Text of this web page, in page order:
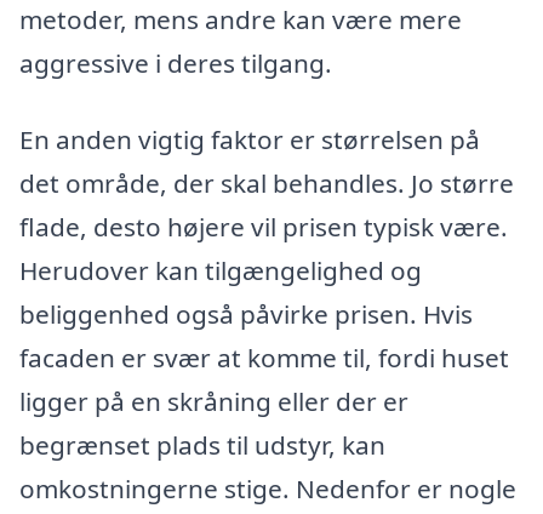
metoder, mens andre kan være mere
aggressive i deres tilgang.
En anden vigtig faktor er størrelsen på
det område, der skal behandles. Jo større
flade, desto højere vil prisen typisk være.
Herudover kan tilgængelighed og
beliggenhed også påvirke prisen. Hvis
facaden er svær at komme til, fordi huset
ligger på en skråning eller der er
begrænset plads til udstyr, kan
omkostningerne stige. Nedenfor er nogle